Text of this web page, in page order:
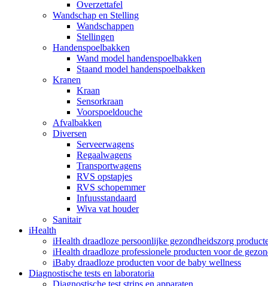
Overzettafel
Wandschap en Stelling
Wandschappen
Stellingen
Handenspoelbakken
Wand model handenspoelbakken
Staand model handenspoelbakken
Kranen
Kraan
Sensorkraan
Voorspoeldouche
Afvalbakken
Diversen
Serveerwagens
Regaalwagens
Transportwagens
RVS opstapjes
RVS schopemmer
Infuusstandaard
Wiva vat houder
Sanitair
iHealth
iHealth draadloze persoonlijke gezondheidszorg
iHealth draadloze professionele producten voor de
iBaby draadloze producten voor de baby wellness
Diagnostische tests en laboratoria
Diagnostische test strips en apparaten